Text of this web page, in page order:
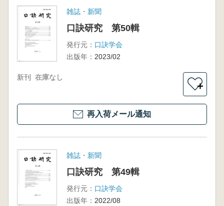
雑誌・新聞
口訣研究 第50輯
発行元： 口訣学会
出版年： 2023/02
新刊 在庫なし
＋
再入荷メール通知
雑誌・新聞
口訣研究 第49輯
発行元： 口訣学会
出版年： 2022/08